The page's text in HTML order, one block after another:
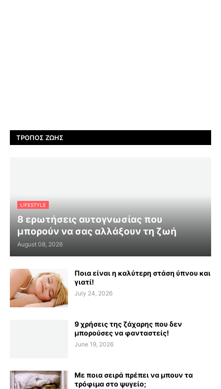
ΤΡΌΠΟΣ ΖΩΉΣ
LIFESTYLE
8 ερωτήσεις αυτογνωσίας που
μπορούν να σας αλλάξουν τη ζωή
August 08, 2026
Ποια είναι η καλύτερη στάση ύπνου και
γιατί!
July 24, 2026
9 χρήσεις της ζάχαρης που δεν
μπορούσες να φανταστείς!
June 19, 2026
Με ποια σειρά πρέπει να μπουν τα
τρόφιμα στο ψυγείο;